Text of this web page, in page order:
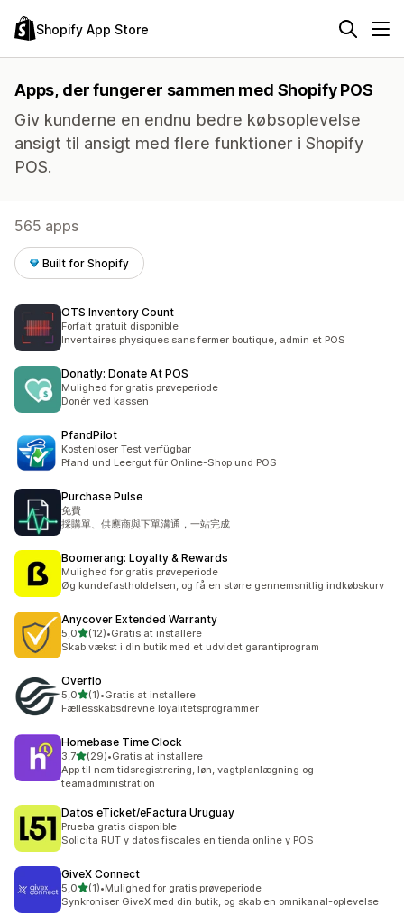
Shopify App Store
Apps, der fungerer sammen med Shopify POS
Giv kunderne en endnu bedre købsoplevelse
ansigt til ansigt med flere funktioner i Shopify
POS.
565 apps
Built for Shopify
OTS Inventory Count
Forfait gratuit disponible
Inventaires physiques sans fermer boutique, admin et POS
Donatly: Donate At POS
Mulighed for gratis prøveperiode
Donér ved kassen
PfandPilot
Kostenloser Test verfügbar
Pfand und Leergut für Online-Shop und POS
Purchase Pulse
免費
採購單、供應商與下單溝通，一站完成
Boomerang: Loyalty & Rewards
Mulighed for gratis prøveperiode
Øg kundefastholdelsen, og få en større gennemsnitlig indkøbskurv
Anycover Extended Warranty
5,0ud af 5 stjerner
(12)
12 anmeldelser i alt
•Gratis at installere
Skab vækst i din butik med et udvidet garantiprogram
Overflo
5,0ud af 5 stjerner
(1)
1 anmeldelser i alt
•Gratis at installere
Fællesskabsdrevne loyalitetsprogrammer
Homebase Time Clock
3,7ud af 5 stjerner
(29)
29 anmeldelser i alt
•Gratis at installere
App til nem tidsregistrering, løn, vagtplanlægning og
teamadministration
Datos eTicket/eFactura Uruguay
Prueba gratis disponible
Solicita RUT y datos fiscales en tienda online y POS
GiveX Connect
5,0ud af 5 stjerner
(1)
1 anmeldelser i alt
•Mulighed for gratis prøveperiode
Synkroniser GiveX med din butik, og skab en omnikanal-oplevelse